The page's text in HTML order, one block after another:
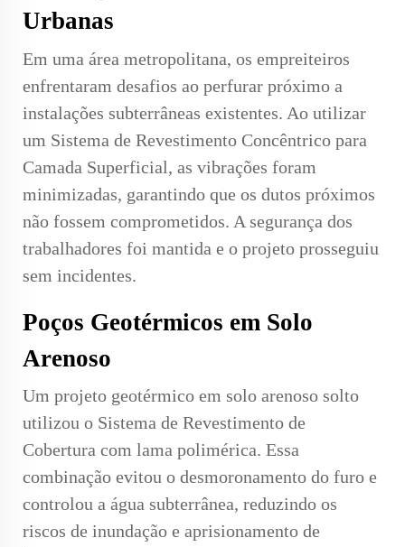
Urbanas
Em uma área metropolitana, os empreiteiros
enfrentaram desafios ao perfurar próximo a
instalações subterrâneas existentes. Ao utilizar
um Sistema de Revestimento Concêntrico para
Camada Superficial, as vibrações foram
minimizadas, garantindo que os dutos próximos
não fossem comprometidos. A segurança dos
trabalhadores foi mantida e o projeto prosseguiu
sem incidentes.
Poços Geotérmicos em Solo
Arenoso
Um projeto geotérmico em solo arenoso solto
utilizou o Sistema de Revestimento de
Cobertura com lama polimérica. Essa
combinação evitou o desmoronamento do furo e
controlou a água subterrânea, reduzindo os
riscos de inundação e aprisionamento de